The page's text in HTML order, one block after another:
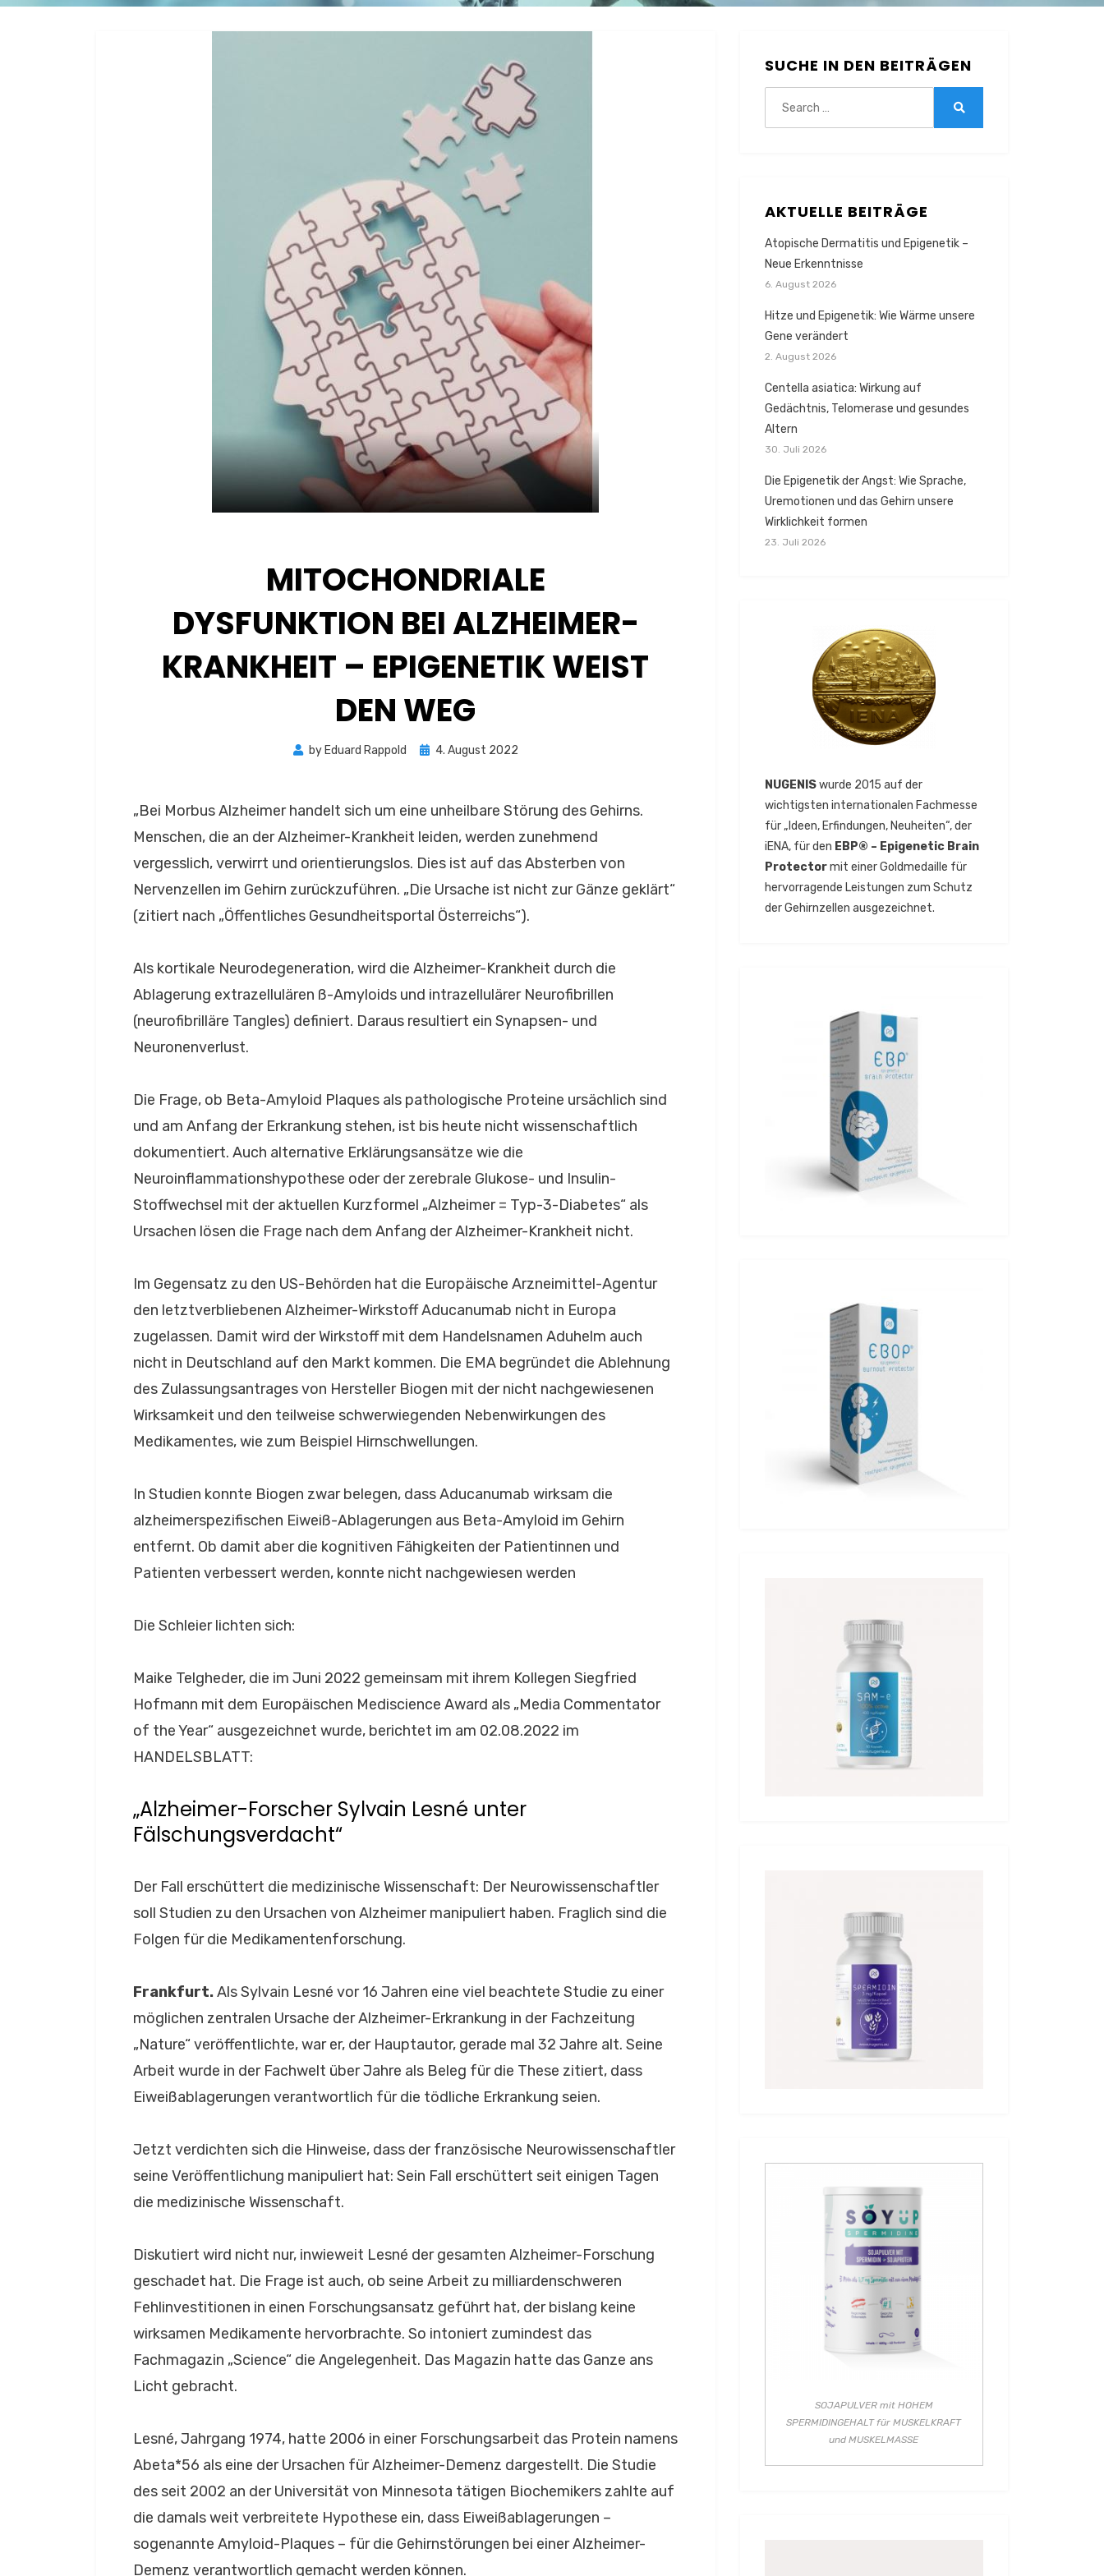
MITOCHONDRIALE
DYSFUNKTION BEI ALZHEIMER-
KRANKHEIT – EPIGENETIK WEIST
DEN WEG
by Eduard Rappold
Posted
4. August 2022
„Bei Morbus Alzheimer handelt sich um eine unheilbare Störung des Gehirns.
Menschen, die an der Alzheimer-Krankheit leiden, werden zunehmend
vergesslich, verwirrt und orientierungslos. Dies ist auf das Absterben von
Nervenzellen im Gehirn zurückzuführen. „Die Ursache ist nicht zur Gänze geklärt“
(zitiert nach „Öffentliches Gesundheitsportal Österreichs“).
Als kortikale Neurodegeneration, wird die Alzheimer-Krankheit durch die
Ablagerung extrazellulären ß-Amyloids und intrazellulärer Neurofibrillen
(neurofibrilläre Tangles) definiert. Daraus resultiert ein Synapsen- und
Neuronenverlust.
Die Frage, ob Beta-Amyloid Plaques als pathologische Proteine ursächlich sind
und am Anfang der Erkrankung stehen, ist bis heute nicht wissenschaftlich
dokumentiert. Auch alternative Erklärungsansätze wie die
Neuroinflammationshypothese oder der zerebrale Glukose- und Insulin-
Stoffwechsel mit der aktuellen Kurzformel „Alzheimer = Typ-3-Diabetes“ als
Ursachen lösen die Frage nach dem Anfang der Alzheimer-Krankheit nicht.
Im Gegensatz zu den US-Behörden hat die Europäische Arzneimittel-Agentur
den letztverbliebenen Alzheimer-Wirkstoff Aducanumab nicht in Europa
zugelassen. Damit wird der Wirkstoff mit dem Handelsnamen Aduhelm auch
nicht in Deutschland auf den Markt kommen. Die EMA begründet die Ablehnung
des Zulassungsantrages von Hersteller Biogen mit der nicht nachgewiesenen
Wirksamkeit und den teilweise schwerwiegenden Nebenwirkungen des
Medikamentes, wie zum Beispiel Hirnschwellungen.
In Studien konnte Biogen zwar belegen, dass Aducanumab wirksam die
alzheimerspezifischen Eiweiß-Ablagerungen aus Beta-Amyloid im Gehirn
entfernt. Ob damit aber die kognitiven Fähigkeiten der Patientinnen und
Patienten verbessert werden, konnte nicht nachgewiesen werden
Die Schleier lichten sich:
Maike Telgheder, die im Juni 2022 gemeinsam mit ihrem Kollegen Siegfried
Hofmann mit dem Europäischen Mediscience Award als „Media Commentator
of the Year“ ausgezeichnet wurde, berichtet im am 02.08.2022 im
HANDELSBLATT:
„Alzheimer-Forscher Sylvain Lesné unter
Fälschungsverdacht“
Der Fall erschüttert die medizinische Wissenschaft: Der Neurowissenschaftler
soll Studien zu den Ursachen von Alzheimer manipuliert haben. Fraglich sind die
Folgen für die Medikamentenforschung.
Frankfurt.Als Sylvain Lesné vor 16 Jahren eine viel beachtete Studie zu einer
möglichen zentralen Ursache der Alzheimer-Erkrankung in der Fachzeitung
„Nature“ veröffentlichte, war er, der Hauptautor, gerade mal 32 Jahre alt. Seine
Arbeit wurde in der Fachwelt über Jahre als Beleg für die These zitiert, dass
Eiweißablagerungen verantwortlich für die tödliche Erkrankung seien.
Jetzt verdichten sich die Hinweise, dass der französische Neurowissenschaftler
seine Veröffentlichung manipuliert hat: Sein Fall erschüttert seit einigen Tagen
die medizinische Wissenschaft.
Diskutiert wird nicht nur, inwieweit Lesné der gesamten Alzheimer-Forschung
geschadet hat. Die Frage ist auch, ob seine Arbeit zu milliardenschweren
Fehlinvestitionen in einen Forschungsansatz geführt hat, der bislang keine
wirksamen Medikamente hervorbrachte. So intoniert zumindest das
Fachmagazin „Science“ die Angelegenheit. Das Magazin hatte das Ganze ans
Licht gebracht.
Lesné, Jahrgang 1974, hatte 2006 in einer Forschungsarbeit das Protein namens
Abeta*56 als eine der Ursachen für Alzheimer-Demenz dargestellt. Die Studie
des seit 2002 an der Universität von Minnesota tätigen Biochemikers zahlte auf
die damals weit verbreitete Hypothese ein, dass Eiweißablagerungen –
sogenannte Amyloid-Plaques – für die Gehirnstörungen bei einer Alzheimer-
Demenz verantwortlich gemacht werden können.
SUCHE IN DEN BEITRÄGEN
AKTUELLE BEITRÄGE
Atopische Dermatitis und Epigenetik –
Neue Erkenntnisse
6. August 2026
Hitze und Epigenetik: Wie Wärme unsere
Gene verändert
2. August 2026
Centella asiatica: Wirkung auf
Gedächtnis, Telomerase und gesundes
Altern
30. Juli 2026
Die Epigenetik der Angst: Wie Sprache,
Uremotionen und das Gehirn unsere
Wirklichkeit formen
23. Juli 2026
NUGENISwurde 2015 auf der
wichtigsten internationalen Fachmesse
für „Ideen, Erfindungen, Neuheiten“, der
iENA, für den EBP® – Epigenetic Brain
Protectormit einer Goldmedaille für
hervorragende Leistungen zum Schutz
der Gehirnzellen ausgezeichnet.
SOJAPULVER mit HOHEM
SPERMIDINGEHALT für MUSKELKRAFT
und MUSKELMASSE